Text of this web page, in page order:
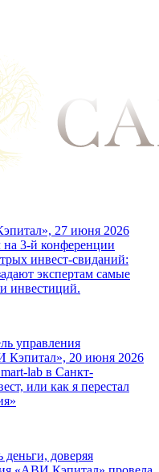
27 июня 2026
3-й конференции
инвест-свиданий:
экспертам самые
инвестиций.
управления
Кэпитал», 20 июня 2026
lab в Санкт-
или как я перестал
доверяя